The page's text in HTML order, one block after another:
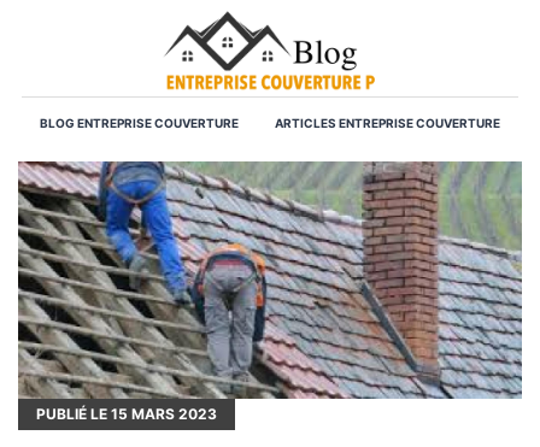
BLOG ENTREPRISE COUVERTURE ARTICLES ENTREPRISE COUVERTURE
PUBLIÉ LE 15 MARS 2023